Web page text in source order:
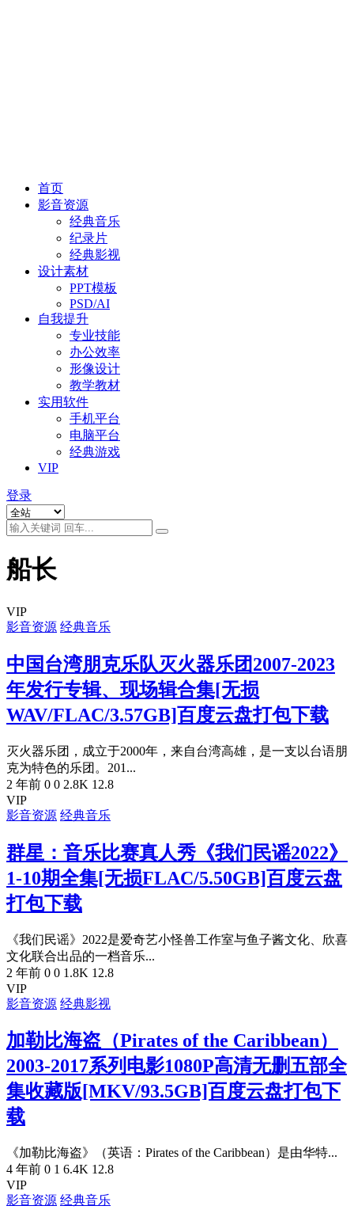
首页
影音资源
经典音乐
纪录片
经典影视
设计素材
PPT模板
PSD/AI
自我提升
专业技能
办公效率
形像设计
教学教材
实用软件
手机平台
电脑平台
经典游戏
VIP
登录
船长
VIP
影音资源 经典音乐
中国台湾朋克乐队灭火器乐团2007-2023
年发行专辑、现场辑合集[无损
WAV/FLAC/3.57GB]百度云盘打包下载
灭火器乐团，成立于2000年，来自台湾高雄，是一支以台语朋
克为特色的乐团。201...
2 年前 0 0 2.8K 12.8
VIP
影音资源 经典音乐
群星：音乐比赛真人秀《我们民谣2022》
1-10期全集[无损FLAC/5.50GB]百度云盘
打包下载
《我们民谣》2022是爱奇艺小怪兽工作室与鱼子酱文化、欣喜
文化联合出品的一档音乐...
2 年前 0 0 1.8K 12.8
VIP
影音资源 经典影视
加勒比海盗（Pirates of the Caribbean）
2003-2017系列电影1080P高清无删五部全
集收藏版[MKV/93.5GB]百度云盘打包下
载
《加勒比海盗》（英语：Pirates of the Caribbean）是由华特...
4 年前 0 1 6.4K 12.8
VIP
影音资源 经典音乐